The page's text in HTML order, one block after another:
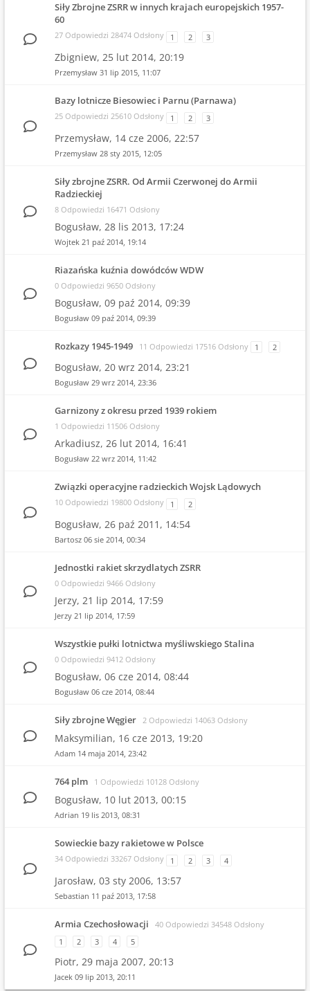
Siły Zbrojne ZSRR w innych krajach europejskich 1957-
60
27 Odpowiedzi 28474 Odsłony 1 2 3
Zbigniew, 25 lut 2014, 20:19
Przemysław 31 lip 2015, 11:07
Bazy lotnicze Biesowiec i Parnu (Parnawa)
25 Odpowiedzi 25610 Odsłony 1 2 3
Przemysław, 14 cze 2006, 22:57
Przemysław 28 sty 2015, 12:05
Siły zbrojne ZSRR. Od Armii Czerwonej do Armii
Radzieckiej
8 Odpowiedzi 16471 Odsłony
Bogusław, 28 lis 2013, 17:24
Wojtek 21 paź 2014, 19:14
Riazańska kuźnia dowódców WDW
0 Odpowiedzi 9650 Odsłony
Bogusław, 09 paź 2014, 09:39
Bogusław 09 paź 2014, 09:39
Rozkazy 1945-1949 11 Odpowiedzi 17516 Odsłony 1 2
Bogusław, 20 wrz 2014, 23:21
Bogusław 29 wrz 2014, 23:36
Garnizony z okresu przed 1939 rokiem
1 Odpowiedzi 11506 Odsłony
Arkadiusz, 26 lut 2014, 16:41
Bogusław 22 wrz 2014, 11:42
Związki operacyjne radzieckich Wojsk Lądowych
10 Odpowiedzi 19800 Odsłony 1 2
Bogusław, 26 paź 2011, 14:54
Bartosz 06 sie 2014, 00:34
Jednostki rakiet skrzydlatych ZSRR
0 Odpowiedzi 9466 Odsłony
Jerzy, 21 lip 2014, 17:59
Jerzy 21 lip 2014, 17:59
Wszystkie pułki lotnictwa myśliwskiego Stalina
0 Odpowiedzi 9412 Odsłony
Bogusław, 06 cze 2014, 08:44
Bogusław 06 cze 2014, 08:44
Siły zbrojne Węgier 2 Odpowiedzi 14063 Odsłony
Maksymilian, 16 cze 2013, 19:20
Adam 14 maja 2014, 23:42
764 plm 1 Odpowiedzi 10128 Odsłony
Bogusław, 10 lut 2013, 00:15
Adrian 19 lis 2013, 08:31
Sowieckie bazy rakietowe w Polsce
34 Odpowiedzi 33267 Odsłony 1 2 3 4
Jarosław, 03 sty 2006, 13:57
Sebastian 11 paź 2013, 17:58
Armia Czechosłowacji
40 Odpowiedzi 34548 Odsłony
1
2 3 4 5
Piotr, 29 maja 2007, 20:13
Jacek 09 lip 2013, 20:11